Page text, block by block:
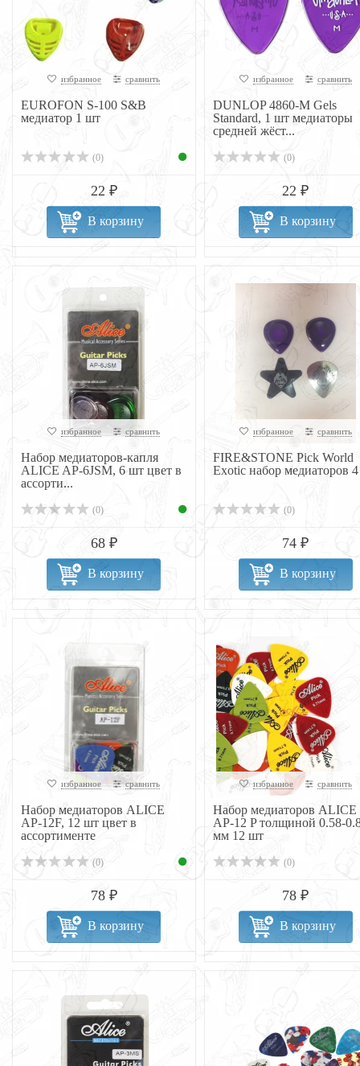
избранное сравнить
EUROFON S-100 S&B
медиатор 1 шт
(0)
22 ₽
В корзину
избранное сравнить
DUNLOP 4860-M Gels
Standard, 1 шт медиаторы
средней жёст...
(0)
22 ₽
В корзину
избранное сравнить
Набор медиаторов-капля
ALICE AP-6JSM, 6 шт цвет в
ассорти...
(0)
68 ₽
В корзину
избранное сравнить
FIRE&STONE Pick World
Exotic набор медиаторов
(0)
74 ₽
В корзину
избранное сравнить
Набор медиаторов ALICE
AP-12F, 12 шт цвет в
ассортименте
(0)
78 ₽
В корзину
избранное сравнить
Набор медиаторов ALICE
AP-12 P толщиной 0.58-
мм 12 шт
(0)
78 ₽
В корзину